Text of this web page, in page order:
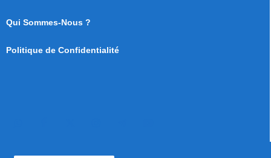
Qui Sommes-Nous ?
Politique de Confidentialité